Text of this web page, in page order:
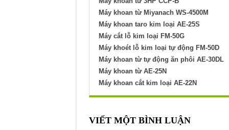
Máy khoan từ Miyanach WS-4500M
Máy khoan taro kim loại AE-25S
Máy cắt lỗ kim loại FM-50G
Máy khoét lỗ kim loại tự động FM-50D
Máy khoan từ tự động ăn phôi AE-30DL
Máy khoan từ AE-25N
Máy khoan cắt kim loại AE-22N
VIẾT MỘT BÌNH LUẬN